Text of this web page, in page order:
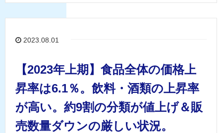
2023.08.01
【2023年上期】食品全体の価格上
昇率は6.1％。飲料・酒類の上昇率
が高い。約9割の分類が値上げ＆販
売数量ダウンの厳しい状況。